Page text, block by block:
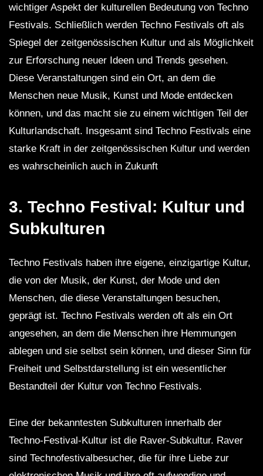
wichtiger Aspekt der kulturellen Bedeutung von Techno
Festivals. Schließlich werden Techno Festivals oft als
Spiegel der zeitgenössischen Kultur und als Möglichkeit
zur Erforschung neuer Ideen und Trends gesehen.
Diese Veranstaltungen sind ein Ort, an dem die
Menschen neue Musik, Kunst und Mode entdecken
können, und das macht sie zu einem wichtigen Teil der
Kulturlandschaft. Insgesamt sind Techno Festivals eine
starke Kraft in der zeitgenössischen Kultur und werden
es wahrscheinlich auch in Zukunft
3. Techno Festival: Kultur und
Subkulturen
Techno Festivals haben ihre eigene, einzigartige Kultur,
die von der Musik, der Kunst, der Mode und den
Menschen, die diese Veranstaltungen besuchen,
geprägt ist. Techno Festivals werden oft als ein Ort
angesehen, an dem die Menschen ihre Hemmungen
ablegen und sie selbst sein können, und dieser Sinn für
Freiheit und Selbstdarstellung ist ein wesentlicher
Bestandteil der Kultur von Techno Festivals.
Eine der bekanntesten Subkulturen innerhalb der
Techno-Festival-Kultur ist die Raver-Subkultur. Raver
sind Technofestivalbesucher, die für ihre Liebe zur